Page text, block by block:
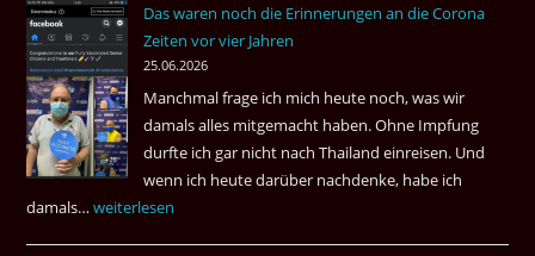
Das waren noch die Erinnerungen an die Corona
Zeiten vor vier Jahren
25.06.2026
Manchmal frage ich mich heute noch, was wir
damals alles mitgemacht haben. Ohne Impfung
durfte ich gar nicht nach Thailand einreisen. Und
wenn ich heute darüber nachdenke, habe ich
damals…Das
weiterlesen